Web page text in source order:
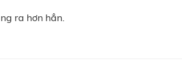
ra hơn hẳn.